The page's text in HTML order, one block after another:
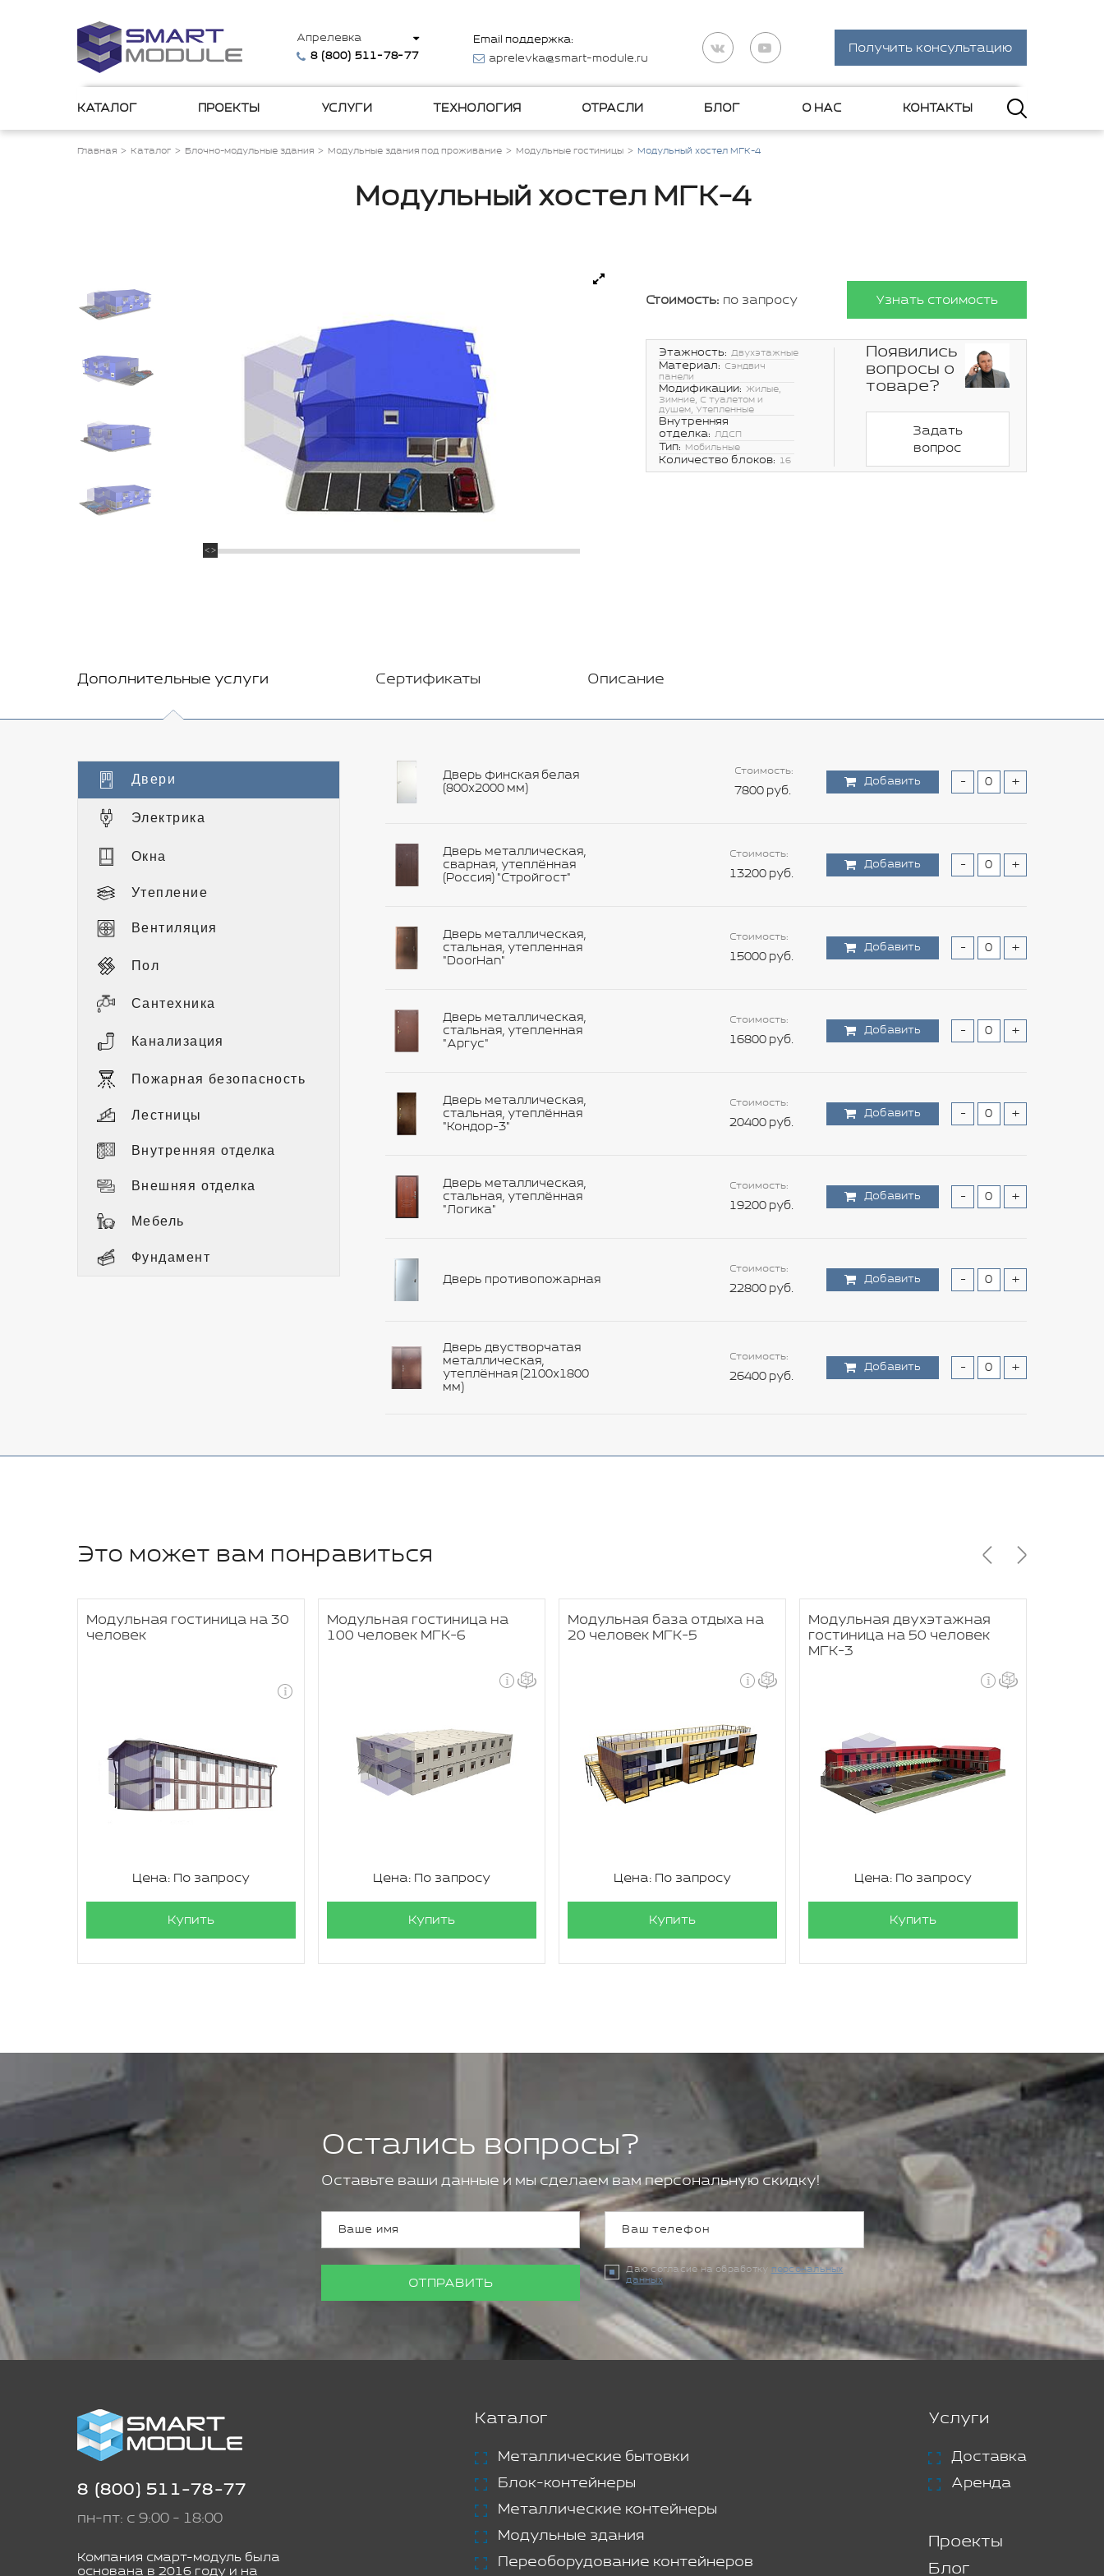
Апрелевка
8 (800) 511-78-77
Email поддержка:
aprelevka@smart-module.ru
Получить консультацию
КАТАЛОГ ПРОЕКТЫ УСЛУГИ ТЕХНОЛОГИЯ ОТРАСЛИ БЛОГ О НАС КОНТАКТЫ
Главная Каталог Блочно-модульные здания Модульные здания под проживание Модульные гостиницы Модульный хостел МГК-4
Модульный хостел МГК-4
Стоимость: по запросу Узнать стоимость
Этажность: Двухэтажные
Материал: Сэндвич
панели
Модификации: Жилые,
Зимние, С туалетом и
душем, Утепленные
Внутренняя
отделка: ЛДСП
Тип: Мобильные
Количество блоков: 16
Появились
вопросы о
товаре?
Задать
вопрос
Дополнительные услуги Сертификаты Описание
Двери
Электрика
Окна
Утепление
Вентиляция
Пол
Сантехника
Канализация
Пожарная безопасность
Лестницы
Внутренняя отделка
Внешняя отделка
Мебель
Фундамент
Дверь финская белая
(800х2000 мм)
Стоимость:
7800 руб.
Добавить - +
Дверь металлическая,
сварная, утеплённая
(Россия) "Стройгост"
Стоимость:
13200 руб.
Добавить - +
Дверь металлическая,
стальная, утепленная
"DoorHan"
Стоимость:
15000 руб.
Добавить - +
Дверь металлическая,
стальная, утепленная
"Аргус"
Стоимость:
16800 руб.
Добавить - +
Дверь металлическая,
стальная, утеплённая
"Кондор-3"
Стоимость:
20400 руб.
Добавить - +
Дверь металлическая,
стальная, утеплённая
"Логика"
Стоимость:
19200 руб.
Добавить - +
Дверь противопожарная
Стоимость:
22800 руб.
Добавить - +
Дверь двустворчатая
металлическая,
утеплённая (2100х1800
мм)
Стоимость:
26400 руб.
Добавить - +
Это может вам понравиться
Модульная гостиница на 30
человек
Цена: По запросу
Купить
Модульная гостиница на
100 человек МГК-6
Цена: По запросу
Купить
Модульная база отдыха на
20 человек МГК-5
Цена: По запросу
Купить
Модульная двухэтажная
гостиница на 50 человек
МГК-3
Цена: По запросу
Купить
Остались вопросы?
Оставьте ваши данные и мы сделаем вам персональную скидку!
ОТПРАВИТЬ
Даю согласие на обработку персональных
данных
8 (800) 511-78-77
пн-пт: с 9:00 - 18:00
Компания смарт-модуль была
основана в 2016 году и на
Каталог
Металлические бытовки
Блок-контейнеры
Металлические контейнеры
Модульные здания
Переоборудование контейнеров
Услуги
Доставка
Аренда
Проекты
Блог